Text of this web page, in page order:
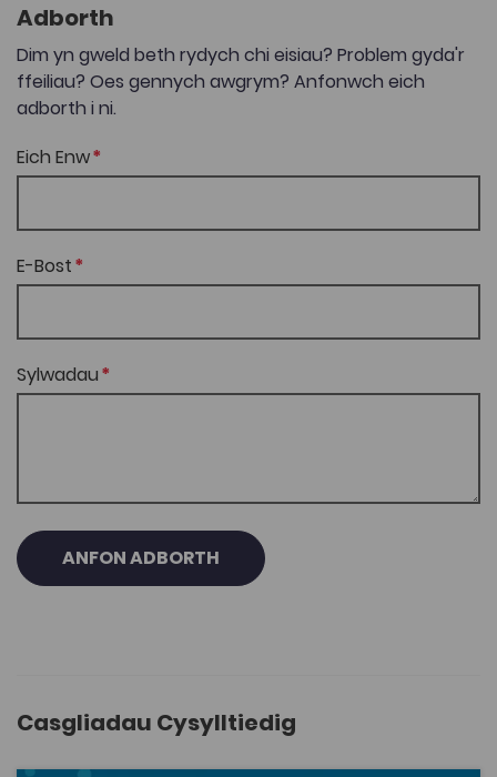
Adborth
Dim yn gweld beth rydych chi eisiau? Problem gyda'r
ffeiliau? Oes gennych awgrym? Anfonwch eich
adborth i ni.
Eich Enw
E-Bost
Sylwadau
ANFON ADBORTH
Casgliadau Cysylltiedig